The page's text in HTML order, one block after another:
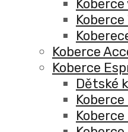
Koberce
Koberce
Dětské